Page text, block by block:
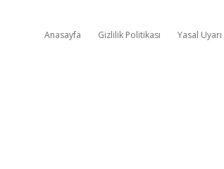
Anasayfa Gizlilik Politikası Yasal Uyarı